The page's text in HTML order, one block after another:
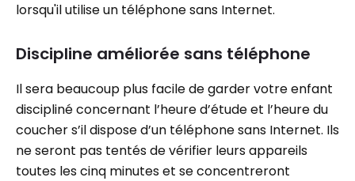
lorsqu'il utilise un téléphone sans Internet.
Discipline améliorée sans téléphone
Il sera beaucoup plus facile de garder votre enfant
discipliné concernant l’heure d’étude et l’heure du
coucher s’il dispose d’un téléphone sans Internet. Ils
ne seront pas tentés de vérifier leurs appareils
toutes les cinq minutes et se concentreront